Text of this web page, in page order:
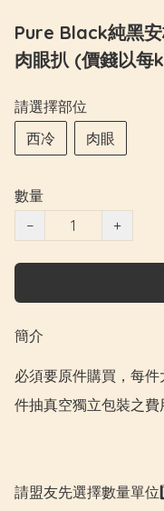
Pure Black純黑
肉眼扒 (價錢以每
請選擇部位
西冷
肉眼
數量
−
+
簡介
必須要原件購買，每
件抽真空獨立包裝之費
請盟友先選擇數量單